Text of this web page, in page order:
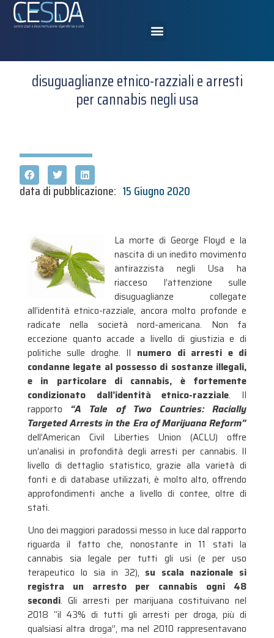
disuguaglianze etnico-razziali e arresti
per cannabis negli usa
data di pubblicazione: 15 Giugno 2020
La morte di George Floyd e la
nascita di un inedito movimento
antirazzista negli Usa ha
riacceso l’attenzione sulle
disuguaglianze collegate
all’identità etnico-razziale, ancora molto profonde e
radicate nella società nord-americana. Non fa
eccezione quanto accade a livello di giustizia e di
politiche sulle droghe. Il numero di arresti e di
condanne legate al possesso di sostanze illegali,
e in particolare di cannabis, è fortemente
condizionato dall’identità etnico-razziale. Il
rapporto “A Tale of Two Countries: Racially
Targeted Arrests in the Era of Marijuana Reform”
dell’American Civil Liberties Union (ACLU) offre
un’analisi in profondità degli arresti per cannabis. Il
livello di dettaglio statistico, grazie alla varietà di
fonti e di database utilizzati, è molto alto, offrendo
approfondimenti anche a livello di contee, oltre di
stati.
Uno dei maggiori paradossi messo in luce dal rapporto
riguarda il fatto che, nonostante in 11 stati la
cannabis sia legale per tutti gli usi (e per uso
terapeutico lo sia in 32), su scala nazionale si
registra un arresto per cannabis ogni 48
secondi. Gli arresti per marijuana costituivano nel
2018 “il 43% di tutti gli arresti per droga, più di
qualsiasi altra droga”, ma nel 2010 rappresentavano